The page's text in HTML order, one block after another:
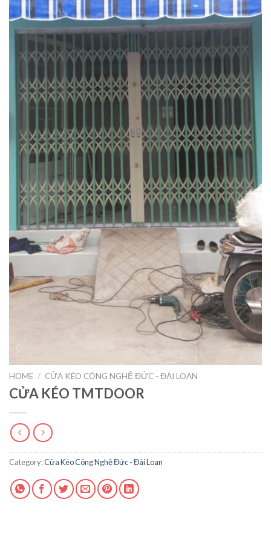
HOME / CỬA KÉO CÔNG NGHỆ ĐỨC - ĐÀI LOAN
CỬA KÉO TMTDOOR
Category:Cửa Kéo Công Nghệ Đức - Đài Loan